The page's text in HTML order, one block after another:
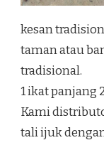
kesan
taman atau
tradisional.
1 ikat panjang
Kami
tali ijuk